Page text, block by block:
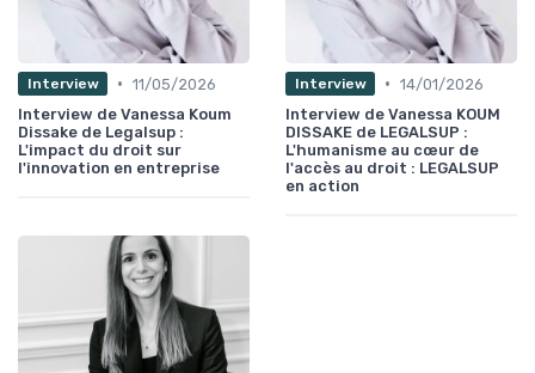
Interview • 11/05/2026
Interview de Vanessa Koum
Dissake de Legalsup :
L'impact du droit sur
l'innovation en entreprise
Interview • 14/01/2026
Interview de Vanessa KOUM
DISSAKE de LEGALSUP :
L'humanisme au cœur de
l'accès au droit : LEGALSUP
en action